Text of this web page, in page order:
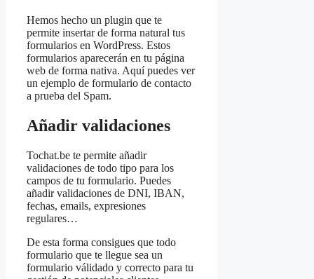
Hemos hecho un plugin que te
permite insertar de forma natural tus
formularios en WordPress. Estos
formularios aparecerán en tu página
web de forma nativa. Aquí puedes ver
un ejemplo de formulario de contacto
a prueba del Spam.
Añadir validaciones
Tochat.be te permite añadir
validaciones de todo tipo para los
campos de tu formulario. Puedes
añadir validaciones de DNI, IBAN,
fechas, emails, expresiones
regulares…
De esta forma consigues que todo
formulario que te llegue sea un
formulario válidado y correcto para tu